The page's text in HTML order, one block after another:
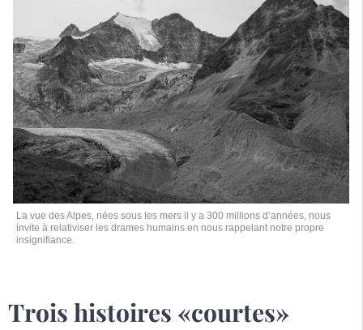
La vue des Alpes, nées sous les mers il y a 300 millions d’années, nous
invite à relativiser les drames humains en nous rappelant notre propre
insignifiance.
Trois histoires «courtes»